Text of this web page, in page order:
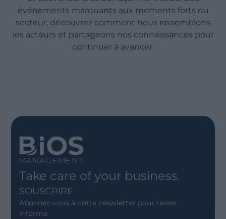
événements marquants aux moments forts du
secteur, découvrez comment nous rassemblons
les acteurs et partageons nos connaissances pour
continuer à avancer.
Take care of your business.
SOUSCRIRE
Abonnez-vous à notre newsletter pour rester
informé.